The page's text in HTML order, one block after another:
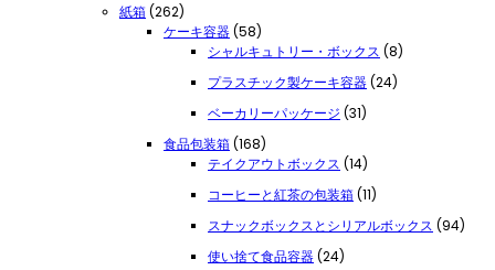
品
紙箱 262262
個
ケーキ容器 5858
点
商
品
シャルキュトリー・ボックス 88
プラスチック製ケーキ容器 2424
ベーカリーパッケージ 3131
の
商
品
食品包装箱 168168
個
商
品
テイクアウトボックス 1414
個
の
製
コーヒーと紅茶の包装箱 1111
の
スナックボックスとシリアルボックス 9494
使い捨て食品容器 2424